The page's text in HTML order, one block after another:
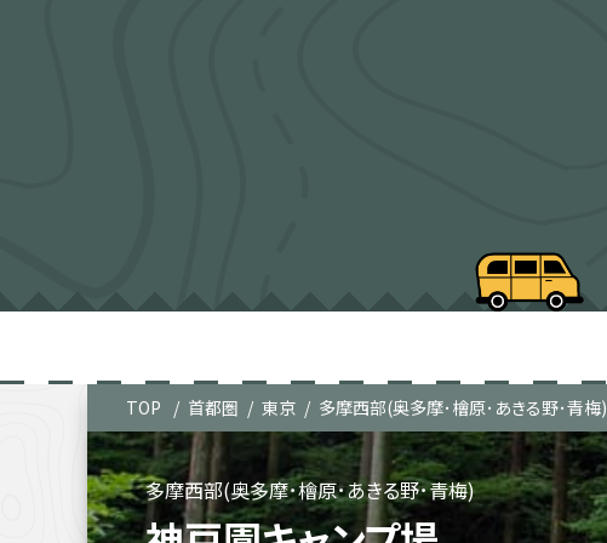
TOP 首都圏 東京 多摩西部(奥多摩･檜原･あきる野･青梅)
多摩西部(奥多摩･檜原･あきる野･青梅)